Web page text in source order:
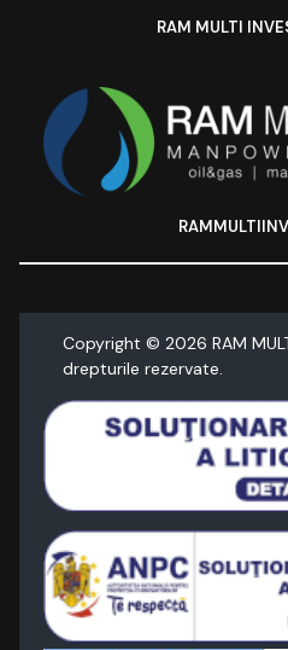
RAM MULTI
Copyright © 2026 RAM
drepturile rezervate.